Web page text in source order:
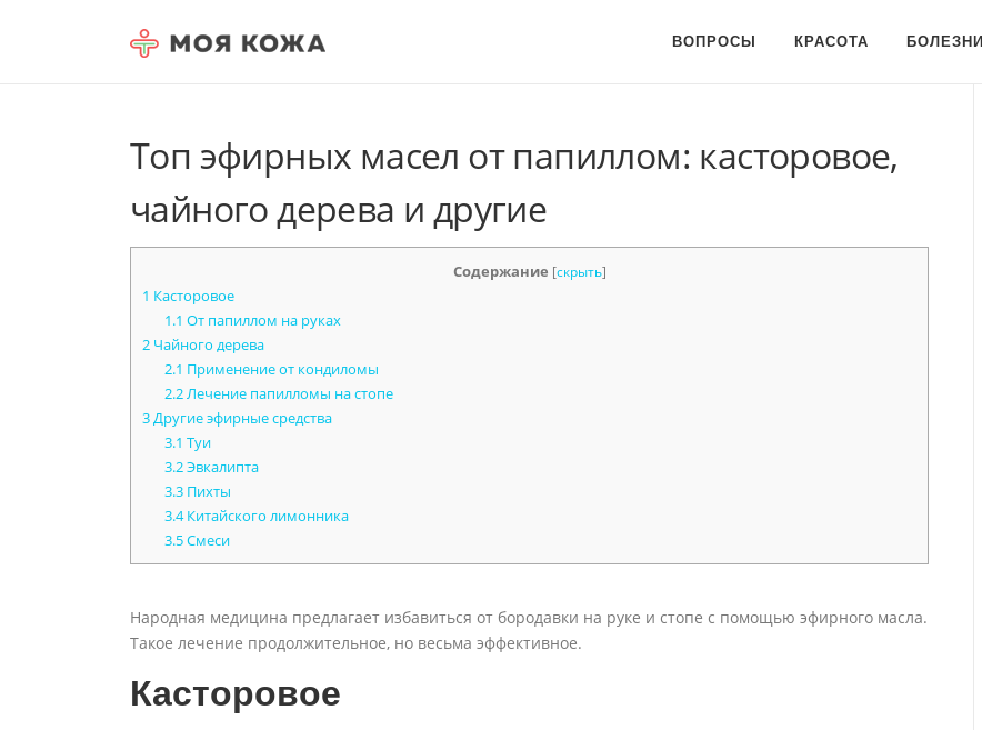
ВОПРОСЫ КРАСОТА БОЛЕЗНИ
Топ эфирных масел от папиллом: касторовое,
чайного дерева и другие
Содержание [скрыть]
1 Касторовое
1.1 От папиллом на руках
2 Чайного дерева
2.1 Применение от кондиломы
2.2Лечение папилломы на стопе
3Другие эфирные средства
3.1 Туи
3.2Эвкалипта
3.3Пихты
3.4Китайского лимонника
3.5Смеси
Народная медицина предлагает избавиться от бородавки на руке и стопе с помощью эфирного масла.
Такое лечение продолжительное, но весьма эффективное.
Касторовое